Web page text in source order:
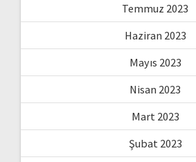
Temmuz 2023
Haziran 2023
Mayıs 2023
Nisan 2023
Mart 2023
Şubat 2023